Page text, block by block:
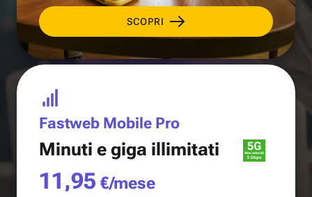
SCOPRI
Fastweb Mobile Pro
Minuti e giga illimitati
11,95 €/mese